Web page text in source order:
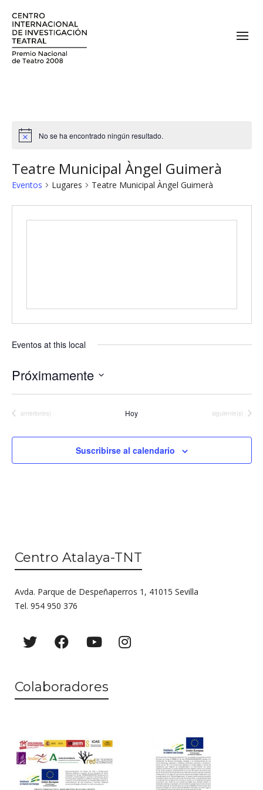
No se ha encontrado ningún resultado.
Teatre Municipal Àngel Guimerà
Eventos Lugares Teatre Municipal Àngel Guimerà
Eventos at this local
Próximamente
Eventos
anterior(es) Hoy Eventos
siguiente(s)
Suscribirse al calendario
Centro Atalaya-TNT
Avda. Parque de Despeñaperros 1, 41015 Sevilla
Tel. 954 950 376
Colaboradores